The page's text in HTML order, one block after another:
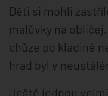
Děti si mohli
malůvky na
chůze po kladině
hrad byl v
Ještě jednou